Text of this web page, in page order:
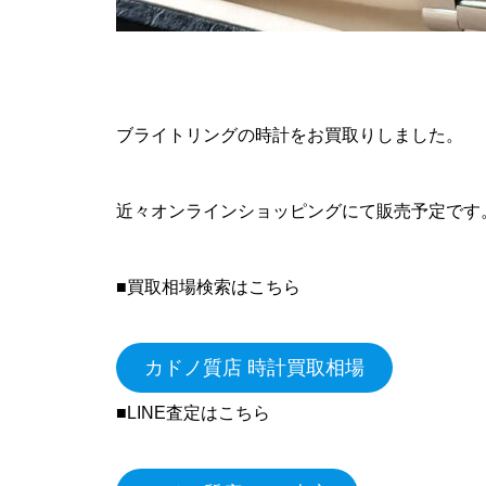
ブライトリングの時計をお買取りしました。
近々オンラインショッピングにて販売予定です
■買取相場検索はこちら
カドノ質店 時計買取相場
■LINE査定はこちら